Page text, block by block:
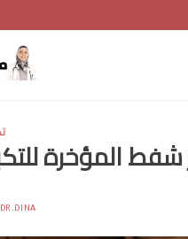
المؤخرة
DR.DINA